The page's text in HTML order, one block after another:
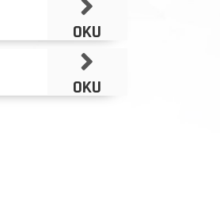
OKU
OKU